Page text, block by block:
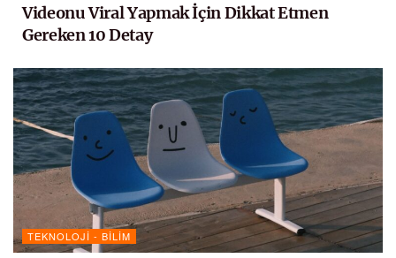
Videonu Viral Yapmak İçin Dikkat Etmen
Gereken 10 Detay
TEKNOLOJI - BILIM